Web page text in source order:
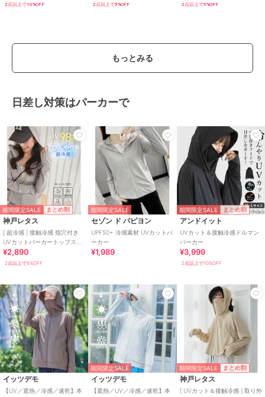
2点以上で10%OFF 2点以上で5%OFF 2点以上で5%OFF
もっとみる
日差し対策はパーカーで
期間限定SALE まとめ割
神戸レタス
[ 超冷感 ] 接触冷感 指穴付き
UVカットパーカートップス
[C7060] 吸水速乾 透湿性
¥2,890
2点以上で5%OFF
期間限定SALE
セゾン ド パピヨン
UPF50+ 冷感素材 UVカットパ
ーカー
¥1,989
期間限定SALE まとめ割
アンドイット
UVカット＆接触冷感ドルマン
パーカー
¥3,999
2点以上で10%OFF
イッツデモ
【UV／遮熱／冷感／速乾】本
期間限定SALE
イッツデモ
【遮熱／UV／冷感／速乾】本
期間限定SALE まとめ割
神戸レタス
[ UVカット＆接触冷感 ] 取り外